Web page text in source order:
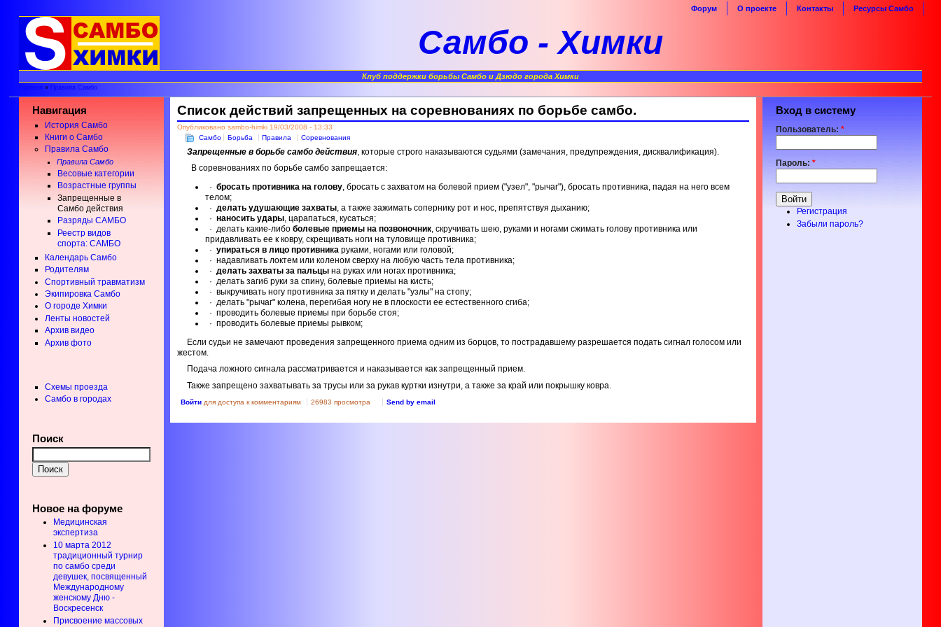
Ресурсы Самбо
Контакты
О проекте
Форум
Самбо - Химки
Клуб поддержки борьбы Самбо и Дзюдо города Химки
» Правила Самбо
Навигация
История Самбо
Книги о Самбо
Правила Самбо
Правила Самбо
Весовые категории
Возрастные группы
Запрещенные в
Cамбо действия
Разряды САМБО
Реестр видов
спорта: САМБО
Календарь Самбо
Родителям
Спортивный травматизм
Экипировка Самбо
О городе Химки
Ленты новостей
Архив видео
Архив фото
Схемы проезда
Самбо в городах
Поиск
Новое на форуме
Медицинская
экспертиза
10 марта 2012
традиционный турнир
по самбо среди
девушек, посвященный
Международному
женскому Дню -
Воскресенск
Присвоение массовых
Список действий запрещенных на соревнованиях по борьбе самбо.
Опубликовано sambo-himki 19/03/2008 - 13:33
Самбо
Борьба Правила Соревнования
Запрещенные в борьбе самбо действия , которые строго наказываются судьями (замечания, предупреждения, дисквалификация).
В соревнованиях по борьбе самбо запрещается:
· бросать противника на голову, бросать с захватом на болевой прием ("узел", "рычаг"), бросать противника, падая на него всем
телом;
· делать удушающие захваты, а также зажимать сопернику рот и нос, препятствуя дыханию;
· наносить удары, царапаться, кусаться;
· делать какие-либо болевые приемы на позвоночник, скручивать шею, руками и ногами сжимать голову противника или
придавливать ее к ковру, скрещивать ноги на туловище противника;
· упираться в лицо противникаруками, ногами или головой;
· надавливать локтем или коленом сверху на любую часть тела противника;
· делать захваты за пальцына руках или ногах противника;
· делать загиб руки за спину, болевые приемы на кисть;
· выкручивать ногу противника за пятку и делать "узлы" на стопу;
· делать "рычаг" колена, перегибая ногу не в плоскости ее естественного сгиба;
· проводить болевые приемы при борьбе стоя;
· проводить болевые приемы рывком;
Если судьи не замечают проведения запрещенного приема одним из борцов, то пострадавшему разрешается подать сигнал голосом или
жестом.
Подача ложного сигнала рассматривается и наказывается как запрещенный прием.
Также запрещено захватывать за трусы или за рукав куртки изнутри, а также за край или покрышку ковра.
Войтидля доступа к комментариям 26983 просмотра Send by email
Вход в систему
Пользователь: *
Пароль: *
Регистрация
Забыли пароль?